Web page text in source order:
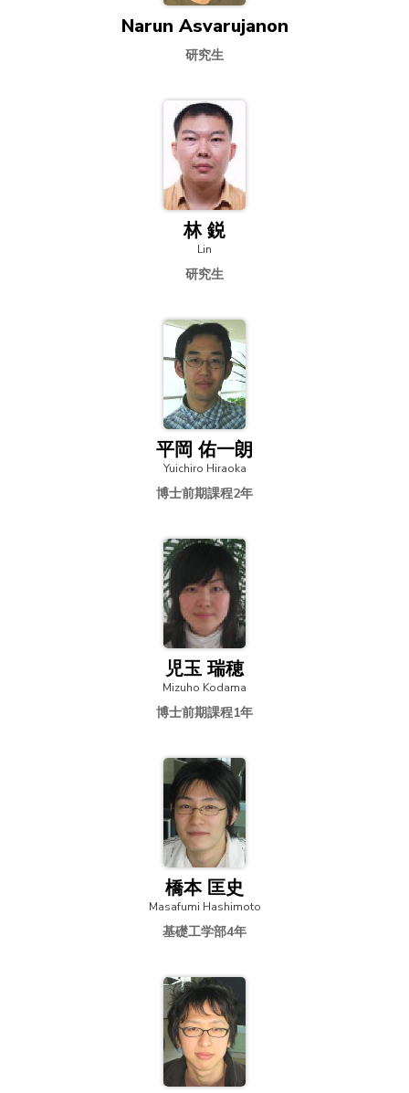
Narun Asvarujanon
研究生
林 鋭
Lin
研究生
平岡 佑一朗
Yuichiro Hiraoka
博士前期課程2年
児玉 瑞穂
Mizuho Kodama
博士前期課程1年
橋本 匡史
Masafumi Hashimoto
基礎工学部4年